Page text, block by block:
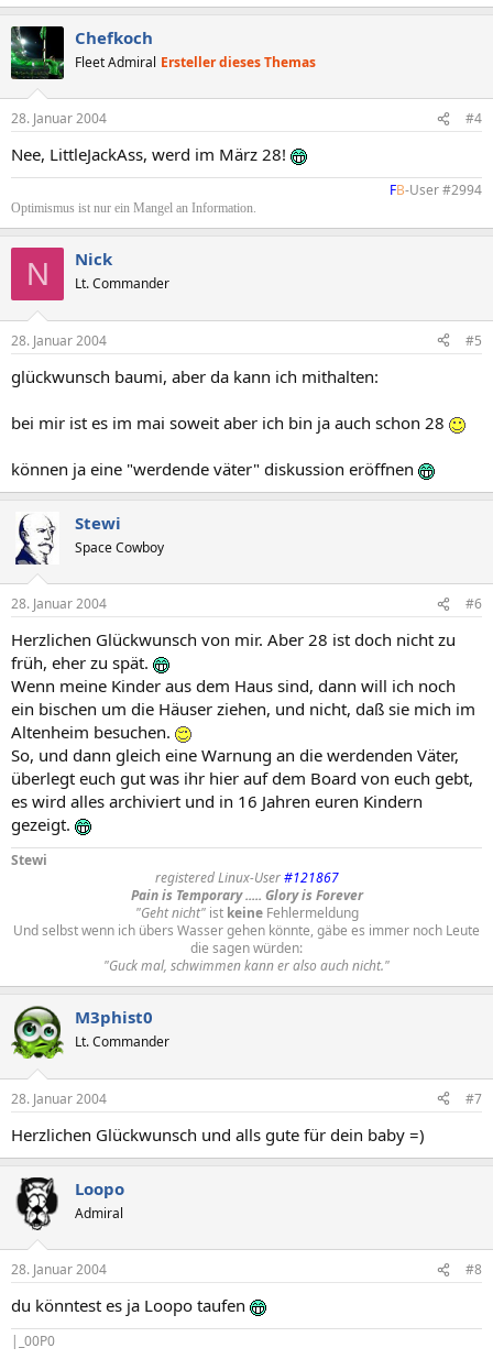
Chefkoch
Fleet Admiral Ersteller dieses Themas
28. Januar 2004 #4
Nee, LittleJackAss, werd im März 28!
FB-User #2994​
Optimismus ist nur ein Mangel an Information.
N Nick
Lt. Commander
28. Januar 2004 #5
glückwunsch baumi, aber da kann ich mithalten:
bei mir ist es im mai soweit aber ich bin ja auch schon 28
können ja eine "werdende väter" diskussion eröffnen
Stewi
Space Cowboy
28. Januar 2004 #6
Herzlichen Glückwunsch von mir. Aber 28 ist doch nicht zu
früh, eher zu spät.
Wenn meine Kinder aus dem Haus sind, dann will ich noch
ein bischen um die Häuser ziehen, und nicht, daß sie mich im
Altenheim besuchen.
So, und dann gleich eine Warnung an die werdenden Väter,
überlegt euch gut was ihr hier auf dem Board von euch gebt,
es wird alles archiviert und in 16 Jahren euren Kindern
gezeigt.
Stewi
registered Linux-User#121867
Pain is Temporary ..... Glory is Forever
"Geht nicht"ist keineFehlermeldung
Und selbst wenn ich übers Wasser gehen könnte, gäbe es immer noch Leute
die sagen würden:
"Guck mal, schwimmen kann er also auch nicht."
M3phist0
Lt. Commander
28. Januar 2004 #7
Herzlichen Glückwunsch und alls gute für dein baby =)
Loopo
Admiral
28. Januar 2004 #8
du könntest es ja Loopo taufen
|_00P0